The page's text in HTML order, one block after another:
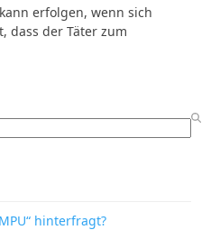
erfolgen, wenn sich
dass der Täter zum
hinterfragt?